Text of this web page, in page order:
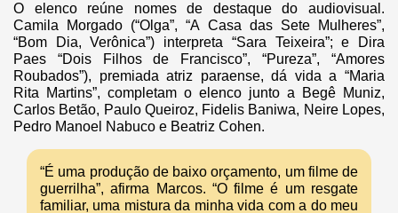
O elenco reúne nomes de destaque do audiovisual.
Camila Morgado (“Olga”, “A Casa das Sete Mulheres”,
“Bom Dia, Verônica”) interpreta “Sara Teixeira”; e Dira
Paes “Dois Filhos de Francisco”, “Pureza”, “Amores
Roubados”), premiada atriz paraense, dá vida a “Maria
Rita Martins”, completam o elenco junto a Begê Muniz,
Carlos Betão, Paulo Queiroz, Fidelis Baniwa, Neire Lopes,
Pedro Manoel Nabuco e Beatriz Cohen.
“É uma produção de baixo orçamento, um filme de
guerrilha”, afirma Marcos. “O filme é um resgate
familiar, uma mistura da minha vida com a do meu